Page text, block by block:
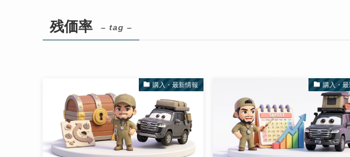
残価率 – tag –
購入・最新情報 購入・